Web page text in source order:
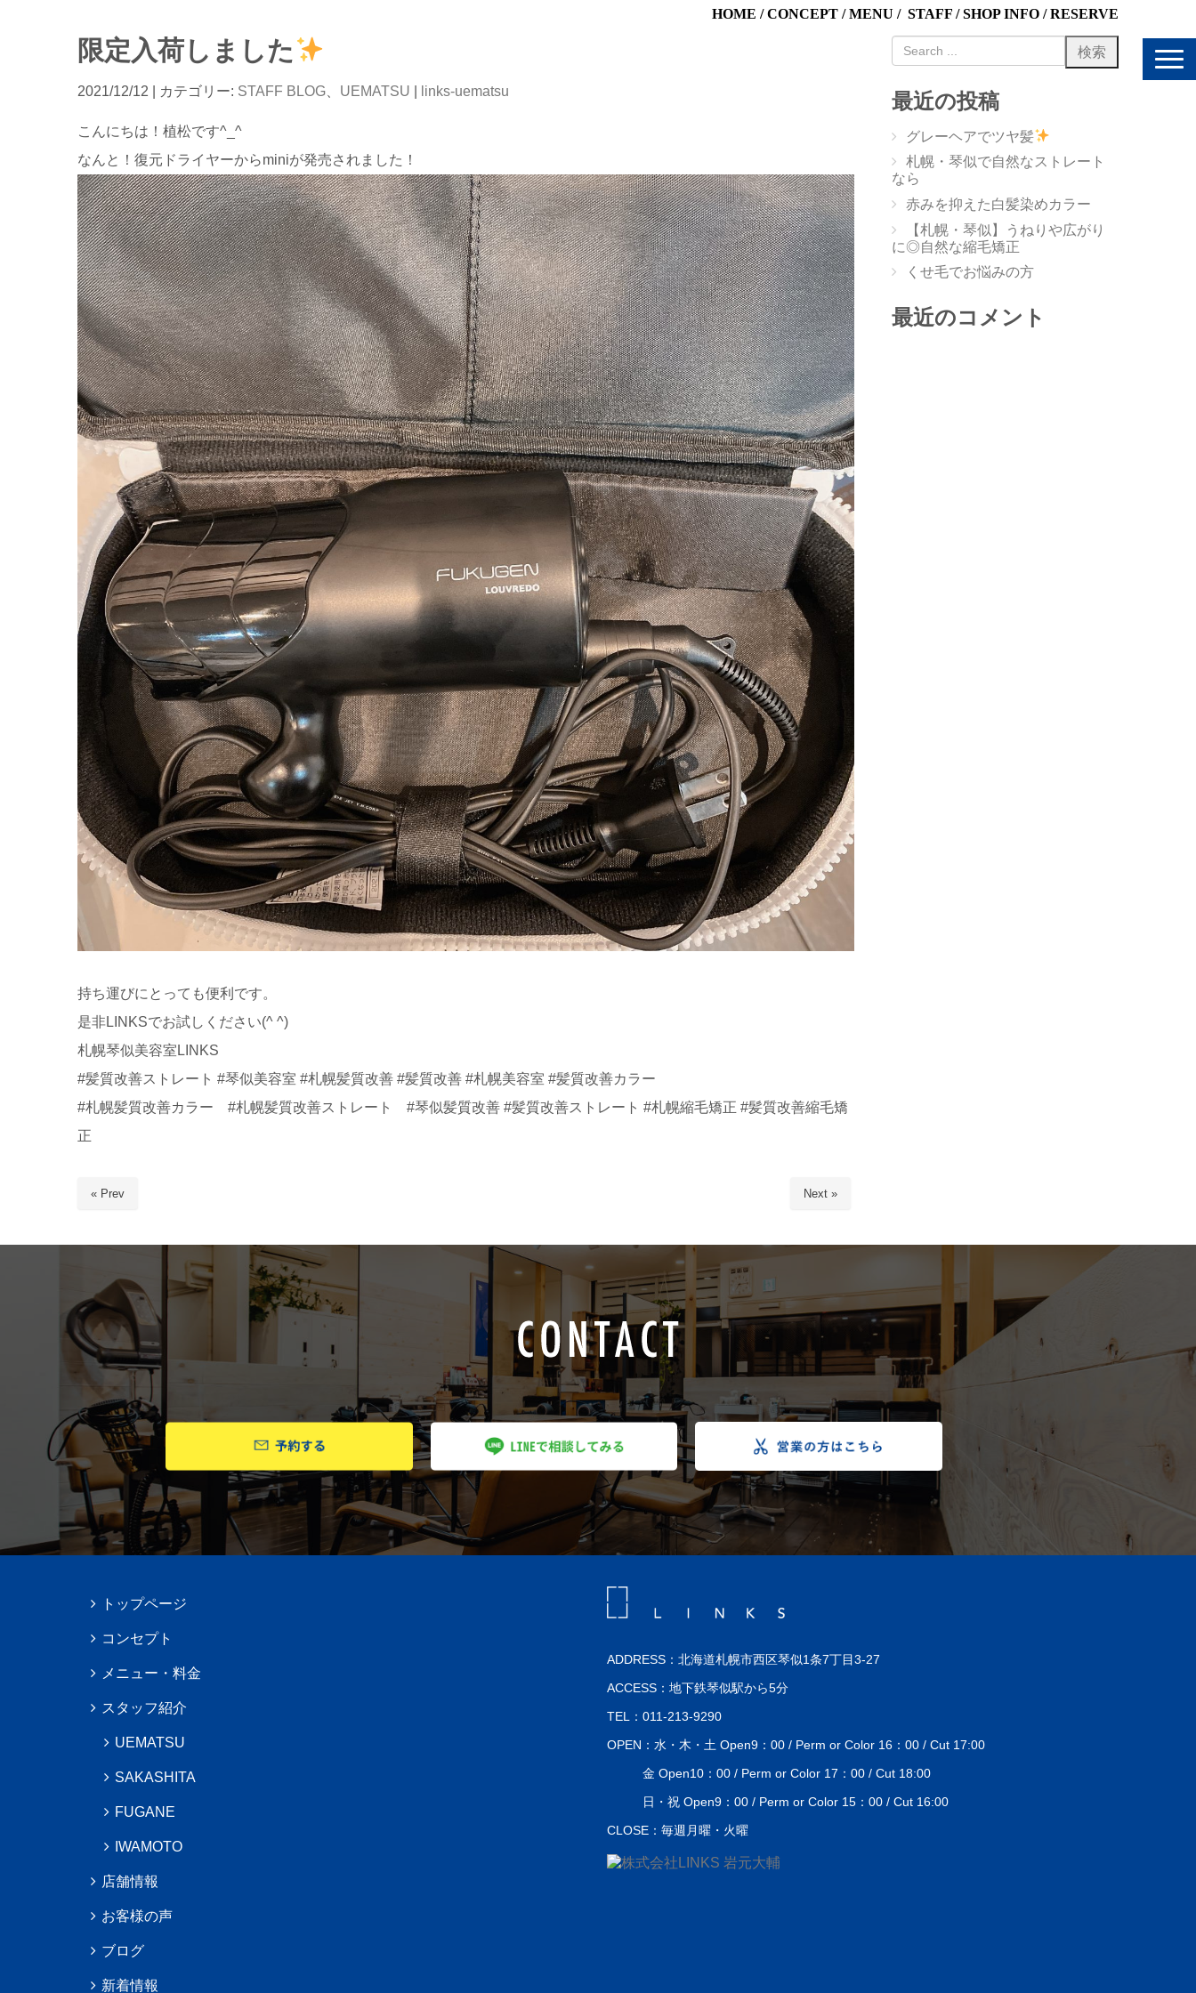
HOME /CONCEPT /MENU / STAFF /SHOP INFO /RESERVE
N
限定入荷しました
2021/12/12 | カテゴリー: STAFF BLOG UEMATSU links-uematsu
こんにちは！植松です^_^
なんと！復元ドライヤーからminiが発売されました！
持ち運びにとっても便利です。
是非LINKSでお試しください(^ ^)
札幌琴似美容室LINKS
#髪質改善ストレート #琴似美容室 #札幌髪質改善 #髪質改善 #札幌美容室 #髪質改善カラー
#札幌髪質改善カラー #札幌髪質改善ストレート #琴似髪質改善 #髪質改善ストレート #札幌縮毛矯正 #髪質改善縮毛矯
正
« Prev Next »
最近の投稿
グレーヘアでツヤ髪
札幌・琴似で自然なストレート
なら
赤みを抑えた白髪染めカラー
【札幌・琴似】うねりや広がり
に◎自然な縮毛矯正
くせ毛でお悩みの方
最近のコメント
トップページ
コンセプト
メニュー・料金
スタッフ紹介
UEMATSU
SAKASHITA
FUGANE
IWAMOTO
店舗情報
お客様の声
ブログ
新着情報
ADDRESS：北海道札幌市西区琴似1条7丁目3-27
ACCESS：地下鉄琴似駅から5分
TEL：011-213-9290
OPEN：水・木・土 Open9：00 / Perm or Color 16：00 / Cut 17:00
金 Open10：00 / Perm or Color 17：00 / Cut 18:00
日・祝 Open9：00 / Perm or Color 15：00 / Cut 16:00
CLOSE：毎週月曜・火曜